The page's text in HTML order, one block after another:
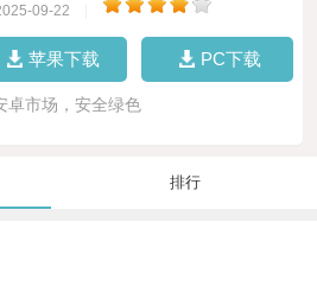
09-22
苹果下载 PC下载
卓市场，安全绿色
排行